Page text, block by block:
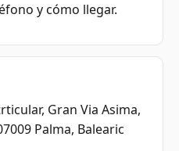
y cómo llegar.
Gran Via Asima,
Palma, Balearic